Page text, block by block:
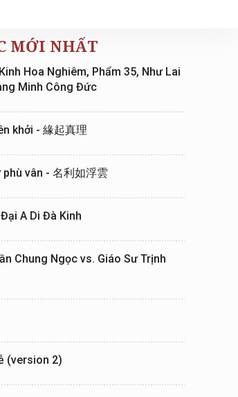
TRƯỞNG
MỚI NHẤT
Hoa Nghiêm, Phẩm 35, Như Lai
Minh Công Đức
khởi - 緣起真理
vân - 名利如浮雲
A Di Đà Kinh
Chung Ngọc vs. Giáo Sư Trịnh
(version 2)